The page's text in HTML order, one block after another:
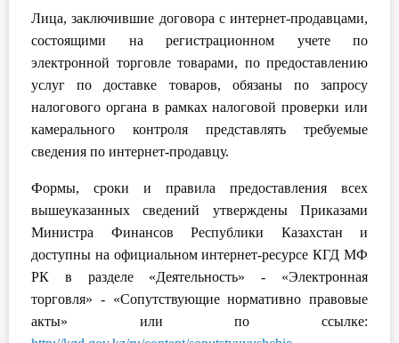
Лица, заключившие договора с интернет-продавцами,
состоящими на регистрационном учете по
электронной торговле товарами, по предоставлению
услуг по доставке товаров, обязаны по запросу
налогового органа в рамках налоговой проверки или
камерального контроля представлять требуемые
сведения по интернет-продавцу.
Формы, сроки и правила предоставления всех
вышеуказанных сведений утверждены Приказами
Министра Финансов Республики Казахстан и
доступны на официальном интернет-ресурсе КГД МФ
РК в разделе «Деятельность» - «Электронная
торговля» - «Сопутствующие нормативно правовые
акты» или по ссылке: